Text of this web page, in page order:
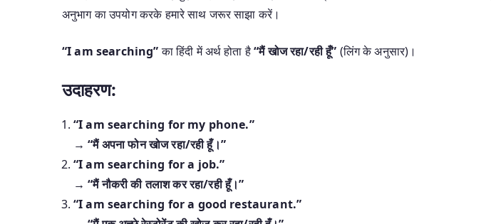
अनुभाग का उपयोग करके हमारे साथ जरूर साझा करें।
“I am searching”का हिंदी में अर्थ होता है“मैं खोज रहा/रही हूँ” (लिंग के अनुसार)।
उदाहरण:
“I am searching for my phone.”
→“मैं अपना फोन खोज रहा/रही हूँ।”
“I am searching for a job.”
→“मैं नौकरी की तलाश कर रहा/रही हूँ।”
“I am searching for a good restaurant.”